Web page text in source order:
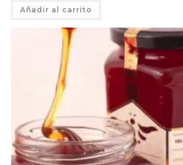
Añadir al carrito